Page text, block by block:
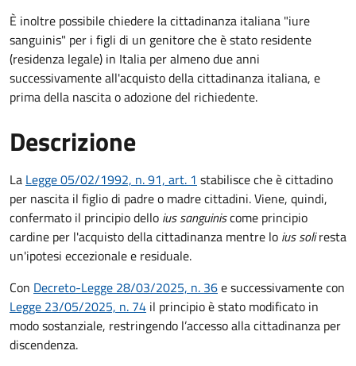
È inoltre possibile chiedere la cittadinanza italiana "iure
sanguinis" per i figli di un genitore che è stato residente
(residenza legale) in Italia per almeno due anni
successivamente all'acquisto della cittadinanza italiana, e
prima della nascita o adozione del richiedente.
Descrizione
La Legge 05/02/1992, n. 91, art. 1 stabilisce che è cittadino
per nascita il figlio di padre o madre cittadini. Viene, quindi,
confermato il principio dello ius sanguiniscome principio
cardine per l'acquisto della cittadinanza mentre lo ius soliresta
un'ipotesi eccezionale e residuale.
Con Decreto-Legge 28/03/2025, n. 36e successivamente con
Legge 23/05/2025, n. 74 il principio è stato modificato in
modo sostanziale, restringendo l’accesso alla cittadinanza per
discendenza.